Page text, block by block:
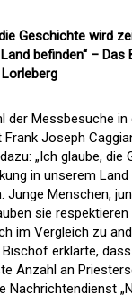
Geschichte wird
befinden“ –
der Messbesuche
Joseph
„Ich glaube,
in unserem
Junge Menschen,
sie
im Vergleich zu
erklärte,
Anzahl an
Nachrichtendienst